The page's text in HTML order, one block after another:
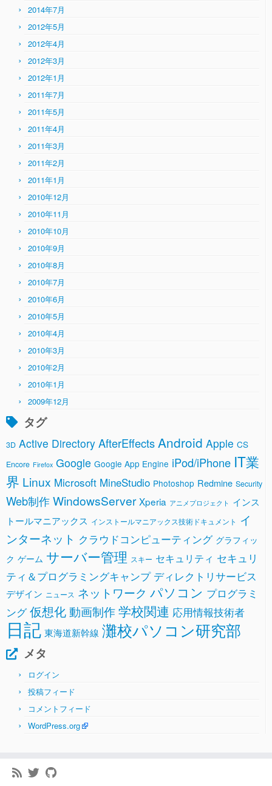
2014年7月
2012年5月
2012年4月
2012年3月
2012年1月
2011年7月
2011年5月
2011年4月
2011年3月
2011年2月
2011年1月
2010年12月
2010年11月
2010年10月
2010年9月
2010年8月
2010年7月
2010年6月
2010年5月
2010年4月
2010年3月
2010年2月
2010年1月
2009年12月
タグ
3D Active Directory AfterEffectsAndroid Apple CS
Encore Firefox Google Google App Engine iPod/iPhone IT業
界 Linux Microsoft MineStudio Photoshop Redmine Security
Web制作WindowsServer Xperia アニメプロジェクト インス
トールマニアックス インストールマニアックス技術ドキュメント イ
ンターネット クラウドコンピューティング グラフィッ
ク ゲーム サーバー管理 スキー セキュリティ セキュリ
ティ＆プログラミングキャンプ ディレクトリサービス
デザイン ニュース ネットワーク パソコン プログラミ
ング 仮想化動画制作学校関連 応用情報技術者
日記 東海道新幹線 灘校パソコン研究部
メタ
ログイン
投稿フィード
コメントフィード
WordPress.org